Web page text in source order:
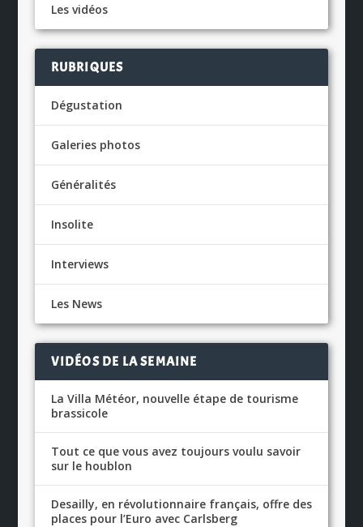
Les vidéos
RUBRIQUES
Dégustation
Galeries photos
Généralités
Insolite
Interviews
Les News
VIDÉOS DE LA SEMAINE
La Villa Météor, nouvelle étape de tourisme
brassicole
Tout ce que vous avez toujours voulu savoir
sur le houblon
Desailly, en révolutionnaire français, offre des
places pour l’Euro avec Carlsberg